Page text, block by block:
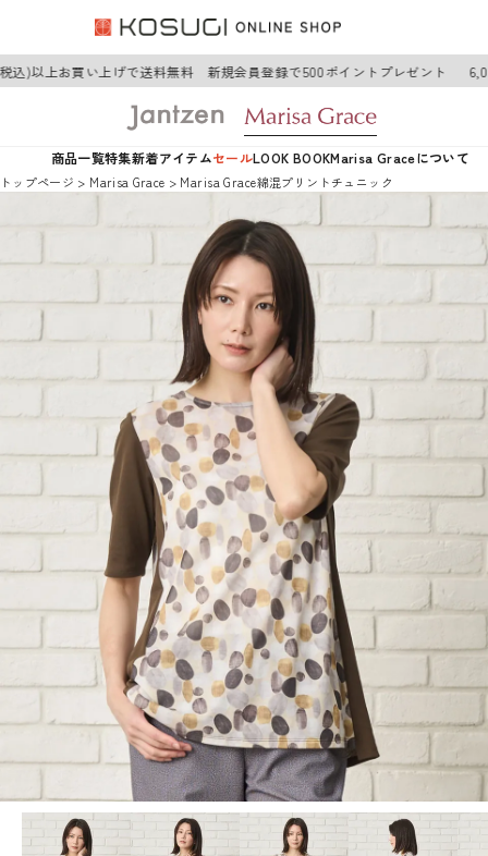
)以上お買い上げで送料無料 新規会員登録で500ポイントプレゼント
商品一覧特集新着アイテムセールLOOK BOOKMarisa Graceについて
トップページ Marisa Grace Marisa Grace綿混プリントチュニック